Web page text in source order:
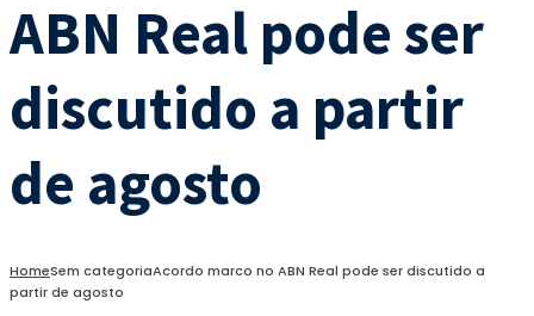
ABN Real pode ser
discutido a partir
de agosto
HomeSem categoriaAcordo marco no ABN Real pode ser discutido a
partir de agosto